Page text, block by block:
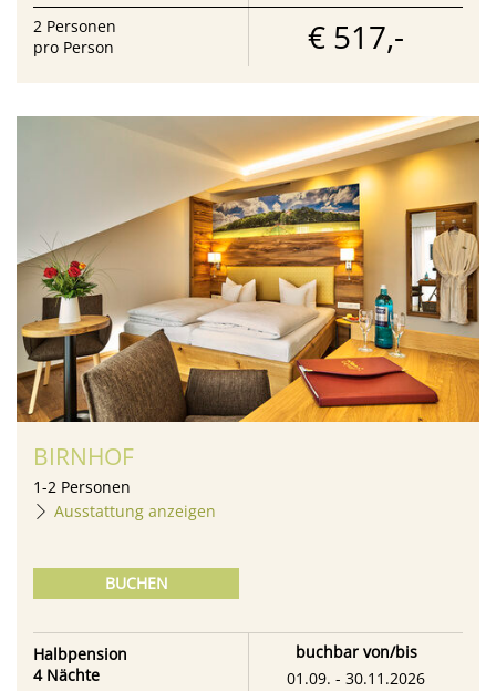
2 Personen
pro Person
€ 517,-
BIRNHOF
1-2 Personen
Ausstattung anzeigen
BUCHEN
Halbpension
4 Nächte
buchbar von/bis
01.09. - 30.11.2026